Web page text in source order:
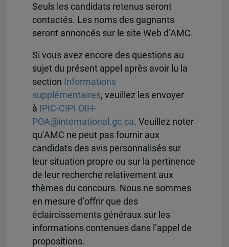
Seuls les candidats retenus seront
contactés. Les noms des gagnants
seront annoncés sur le site Web d’AMC.
Si vous avez encore des questions au
sujet du présent appel après avoir lu la
section Informations
supplémentaires, veuillez les envoyer
à IPIC-CIPI.OIH-
POA@international.gc.ca. Veuillez noter
qu’AMC ne peut pas fournir aux
candidats des avis personnalisés sur
leur situation propre ou sur la pertinence
de leur recherche relativement aux
thèmes du concours. Nous ne sommes
en mesure d’offrir que des
éclaircissements généraux sur les
informations contenues dans l’appel de
propositions.